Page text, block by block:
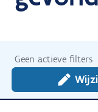
Geen actieve filters